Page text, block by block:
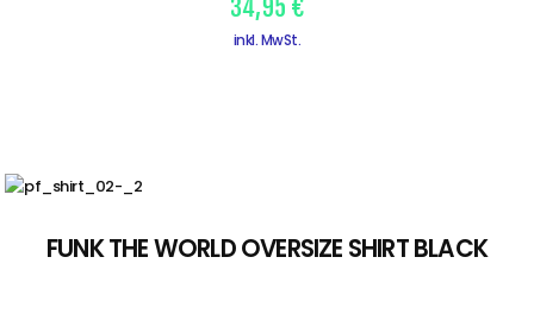
34,95 €
inkl. MwSt.
FUNK THE WORLD OVERSIZE SHIRT BLACK